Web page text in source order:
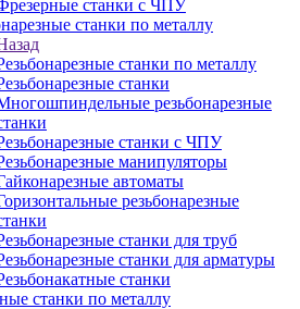
станки с ЧПУ
станки по металлу
станки по металлу
станки
резьбонарезные
станки с ЧПУ
манипуляторы
автоматы
резьбонарезные
станки для труб
станки для арматуры
станки
станки по металлу